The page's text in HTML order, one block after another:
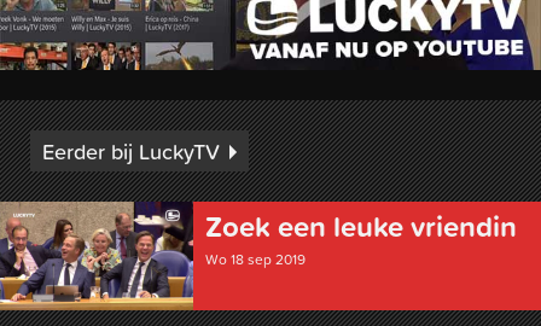
Eerder bij LuckyTV
Zoek een leuke vriendin
Wo 18 sep 2019